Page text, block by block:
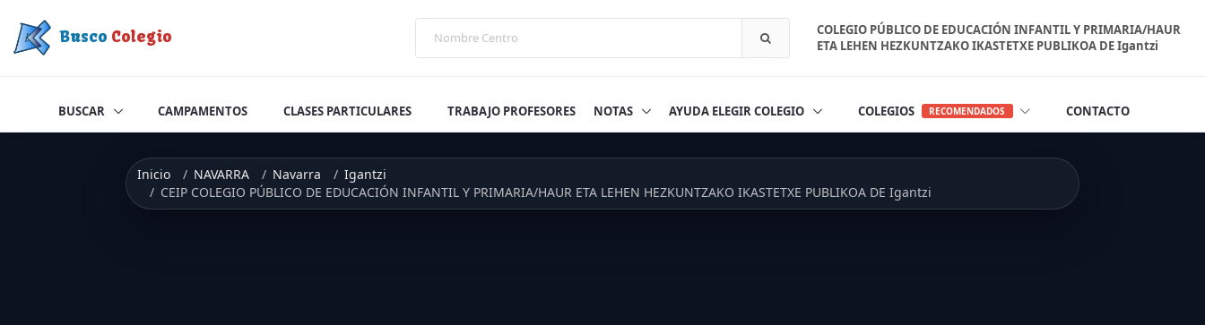
Busco Colegio
COLEGIO PÚBLICO DE EDUCACIÓN INFANTIL Y PRIMARIA/HAUR
ETA LEHEN HEZKUNTZAKO IKASTETXE PUBLIKOA DE Igantzi
BUSCAR CAMPAMENTOS CLASES PARTICULARES TRABAJO PROFESORES NOTAS AYUDA ELEGIR COLEGIO COLEGIOS RECOMENDADOS CONTACTO
Inicio NAVARRA Navarra
Igantzi
CEIP COLEGIO PÚBLICO DE EDUCACIÓN INFANTIL Y PRIMARIA/HAUR ETA LEHEN HEZKUNTZAKO IKASTETXE PUBLIKOA DE Igantzi